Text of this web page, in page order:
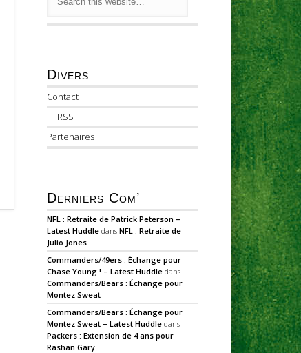
Divers
Contact
Fil RSS
Partenaires
Derniers Com’
NFL : Retraite de Patrick Peterson –
Latest Huddle dansNFL : Retraite de
Julio Jones
Commanders/49ers : Échange pour
Chase Young ! – Latest Huddle dans
Commanders/Bears : Échange pour
Montez Sweat
Commanders/Bears : Échange pour
Montez Sweat – Latest Huddle dans
Packers : Extension de 4 ans pour
Rashan Gary